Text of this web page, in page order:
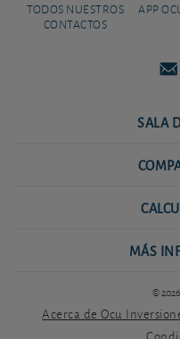
TODOS NUESTROS
CONTACTOS
APP
SALA
MÁS
©
Acerca de Ocu